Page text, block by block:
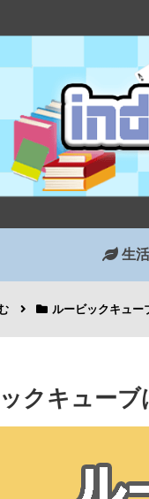
生
ルービックキュー
クキューブ